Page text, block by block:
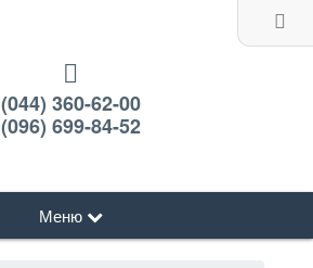
(044) 360-62-00
(096) 699-84-52
Меню